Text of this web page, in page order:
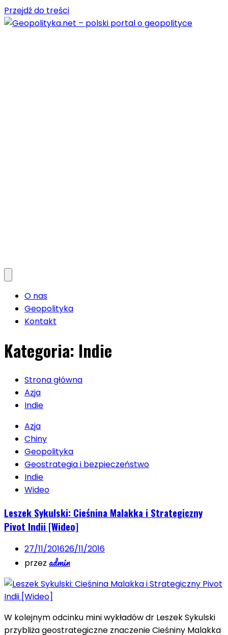
Przejdź do treści
O nas
Geopolityka
Kontakt
Kategoria: Indie
Strona główna
Azja
Indie
Azja
Chiny
Geopolityka
Geostrategia i bezpieczeństwo
Indie
Wideo
Leszek Sykulski: Cieśnina Malakka i Strategiczny
Pivot Indii [Wideo]
27/11/201626/11/2016
przez admin
W kolejnym odcinku mini wykładów dr Leszek Sykulski
przybliża geostrategiczne znaczenie Cieśniny Malakka